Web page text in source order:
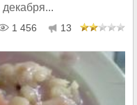
1 456 13